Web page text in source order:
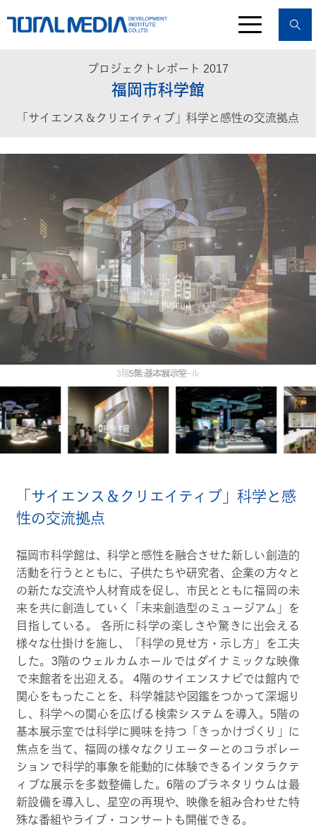
プロジェクトレポート 2017
福岡市科学館
「サイエンス＆クリエイティブ」科学と感性の交流拠点
3階 ウェルカムホール
「サイエンス＆クリエイティブ」科学と感
性の交流拠点
福岡市科学館は、科学と感性を融合させた新しい創造的
活動を行うとともに、子供たちや研究者、企業の方々と
の新たな交流や人材育成を促し、市民とともに福岡の未
来を共に創造していく「未来創造型のミュージアム」を
目指している。 各所に科学の楽しさや驚きに出会える
様々な仕掛けを施し、「科学の見せ方・示し方」を工夫
した。3階のウェルカムホールではダイナミックな映像
で来館者を出迎える。 4階のサイエンスナビでは館内で
関心をもったことを、科学雑誌や図鑑をつかって深堀り
し、科学への関心を広げる検索システムを導入。5階の
基本展示室では科学に興味を持つ「きっかけづくり」に
焦点を当て、福岡の様々なクリエーターとのコラボレー
ションで科学的事象を能動的に体験できるインタラクテ
ィブな展示を多数整備した。6階のプラネタリウムは最
新設備を導入し、星空の再現や、映像を組み合わせた特
殊な番組やライブ・コンサートも開催できる。